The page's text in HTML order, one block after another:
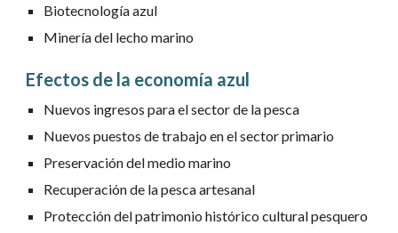
Biotecnología azul
Minería del lecho marino
Efectos de la economía azul
Nuevos ingresos para el sector de la pesca
Nuevos puestos de trabajo en el sector primario
Preservación del medio marino
Recuperación de la pesca artesanal
Protección del patrimonio histórico cultural pesquero